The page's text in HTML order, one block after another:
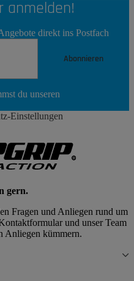
anmelden!
direkt ins Postfach
Abonnieren
du unseren
Einstellungen
gern.
Fragen und Anliegen rund um
und unser Team
Anliegen kümmern.